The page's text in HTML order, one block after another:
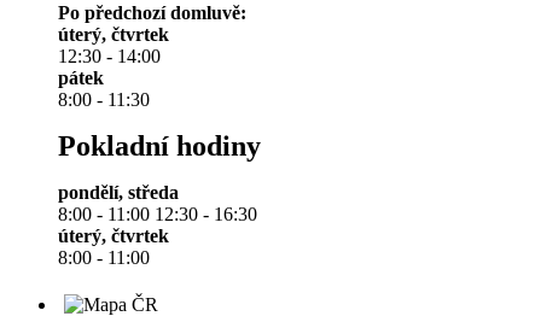
Po předchozí domluvě:
úterý, čtvrtek
12:30 - 14:00
pátek
8:00 - 11:30
Pokladní hodiny
pondělí, středa
8:00 - 11:00 12:30 - 16:30
úterý, čtvrtek
8:00 - 11:00